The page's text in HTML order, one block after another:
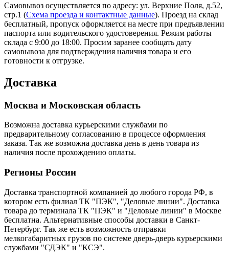
Самовывоз осуществляется по адресу: ул. Верхние Поля, д.52,
стр.1 (Схема проезда и контактные данные). Проезд на склад
бесплатный, пропуск оформляется на месте при предъявлении
паспорта или водительского удостоверения. Режим работы
склада с 9:00 до 18:00. Просим заранее сообщать дату
самовывоза для подтверждения наличия товара и его
готовности к отгрузке.
Доставка
Москва и Московская область
Возможна доставка курьерскими службами по
предварительному согласованию в процессе оформления
заказа. Так же возможна доставка день в день товара из
наличия после прохождению оплаты.
Регионы России
Доставка транспортной компанией до любого города РФ, в
котором есть филиал ТК "ПЭК", "Деловые линии". Доставка
товара до терминала ТК "ПЭК" и "Деловые линии" в Москве
бесплатна. Альтернативные способы доставки в Санкт-
Петербург. Так же есть возможность отправки
мелкогабаритных грузов по системе дверь-дверь курьерскими
службами "СДЭК" и "КСЭ".